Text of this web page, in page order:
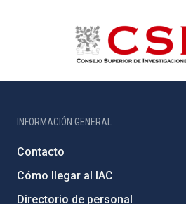
INFORMACIÓN GENERAL
Contacto
Cómo llegar al IAC
Directorio de personal